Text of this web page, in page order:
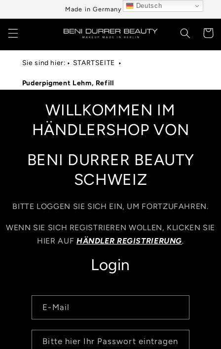
Inhalt
Made in Germany aus Berlin
Sie sind hier: STARTSEITE
Puderpigment Lehm, Refill
WILLKOMMEN IM
HÄNDLERSHOP VON
BENI DURRER BEAUTY
SCHWEIZ
BITTE LOGGEN SIE SICH EIN, UM FORTZUFAHREN.
WENN SIE SICH REGISTRIEREN WOLLEN, KLICKEN SIE
HIER AUF HÄNDLER REGISTRIERUNG.
Login
E-Mail
Bitte hier Ihr Passwort eintragen
Deutsch